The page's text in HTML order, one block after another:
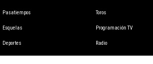
Pasatiempos
Esquelas
Deportes
Toros
Programación TV
Radio